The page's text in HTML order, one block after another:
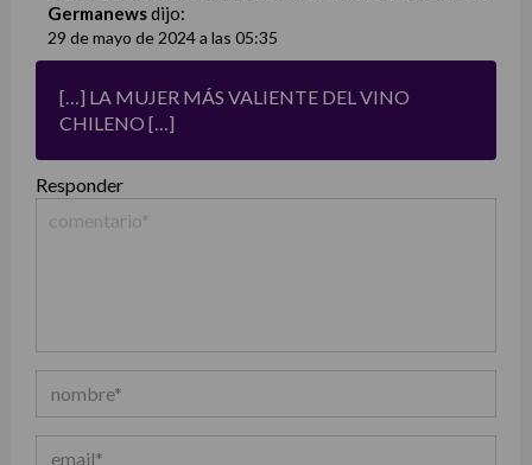
Germanewsdijo:
29 de mayo de 2024 a las 05:35
[…] LA MUJER MÁS VALIENTE DEL VINO
CHILENO […]
Responder